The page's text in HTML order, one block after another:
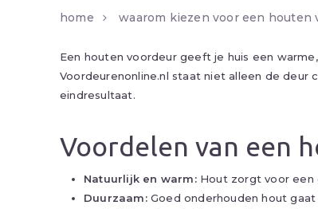
home waarom kiezen voor een houten
Een houten voordeur geeft je huis een
Voordeurenonline.nl staat niet alleen de
eindresultaat.
Voordelen van een
Natuurlijk en warm:Hout zorgt voor een
Duurzaam:Goed onderhouden hout